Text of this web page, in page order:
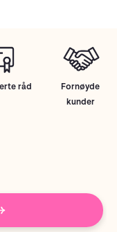
råd
Fornøyde
kunder